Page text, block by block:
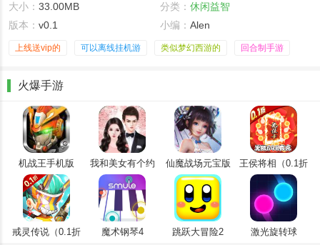
☞2023年3月22日更新，主要更新内容：四周年版本上线，冒险列车
1.这次版本更新优化带来了许多全新的内容，给玩家传递出更多游戏
所具备的独特魅力。
2.谁是内鬼新增举报功能，让玩法模式的环境变得更加和谐。
3.新的武器和载具也肯定少不了！让我们一起前往游戏中，探索那些
新武器的效果吧！
4.全新光影工厂正式登场，带来多种互动玩法内容，丰富了游戏的玩
大小： 33.00MB 分类： 休闲益智
版本： v0.1 小编： Alen
上线送vip的 可以离线挂机游 类似梦幻西游的 回合制手游
火爆手游
机战王手机版
我和美女有个约
会
仙魔战场元宝版
王侯将相（0.1折
全密卷无限
648）
戒灵传说（0.1折
魔术钢琴4 跳跃大冒险2 激光旋转球